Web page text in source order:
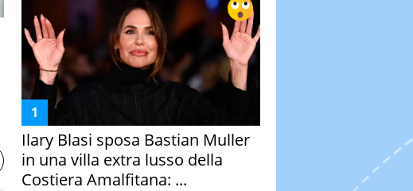
Ilary Blasi sposa Bastian Muller
in una villa extra lusso della
Costiera Amalfitana: ...